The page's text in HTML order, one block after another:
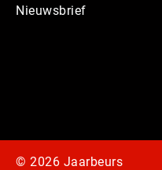
Nieuwsbrief
© 2026 Jaarbeurs